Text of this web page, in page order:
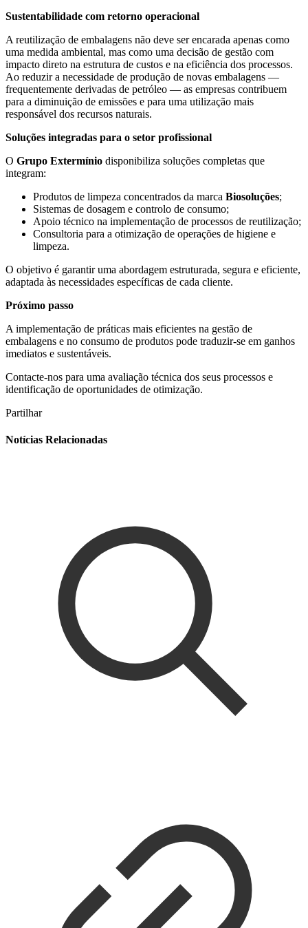
Sustentabilidade com retorno operacional
A reutilização de embalagens não deve ser encarada apenas como
uma medida ambiental, mas como uma decisão de gestão com
impacto direto na estrutura de custos e na eficiência dos processos.
Ao reduzir a necessidade de produção de novas embalagens —
frequentemente derivadas de petróleo — as empresas contribuem
para a diminuição de emissões e para uma utilização mais
responsável dos recursos naturais.
Soluções integradas para o setor profissional
O Grupo Extermínio disponibiliza soluções completas que
integram:
Produtos de limpeza concentrados da marca Biosoluções;
Sistemas de dosagem e controlo de consumo;
Apoio técnico na implementação de processos de reutilização;
Consultoria para a otimização de operações de higiene e
limpeza.
O objetivo é garantir uma abordagem estruturada, segura e eficiente,
adaptada às necessidades específicas de cada cliente.
Próximo passo
A implementação de práticas mais eficientes na gestão de
embalagens e no consumo de produtos pode traduzir-se em ganhos
imediatos e sustentáveis.
Contacte-nos para uma avaliação técnica dos seus processos e
identificação de oportunidades de otimização.
Partilhar
Notícias Relacionadas